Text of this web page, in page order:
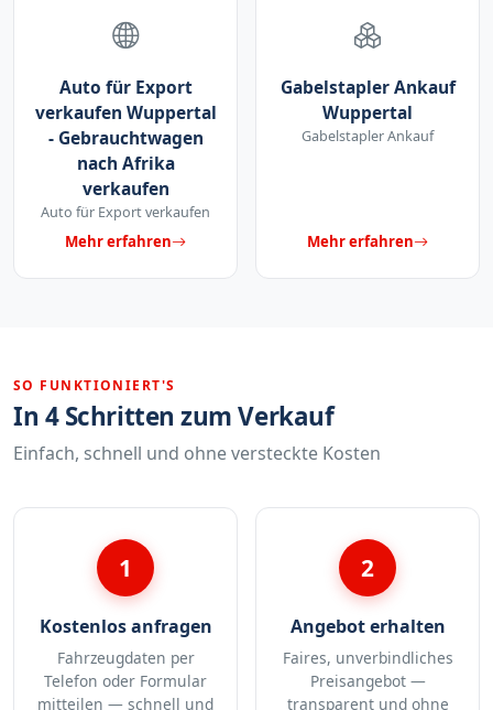
Auto für Export
verkaufen Wuppertal
- Gebrauchtwagen
nach Afrika
verkaufen
Auto für Export verkaufen
Mehr erfahren
Gabelstapler Ankauf
Wuppertal
Gabelstapler Ankauf
Mehr erfahren
SO FUNKTIONIERT'S
In 4 Schritten zum Verkauf
Einfach, schnell und ohne versteckte Kosten
1
Kostenlos anfragen
Fahrzeugdaten per
Telefon oder Formular
mitteilen — schnell und
2
Angebot erhalten
Faires, unverbindliches
Preisangebot —
transparent und ohne